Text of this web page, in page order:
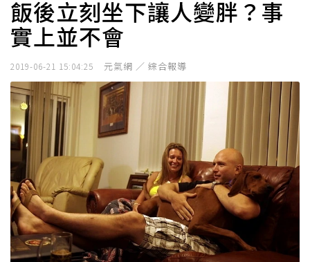
飯後立刻坐下讓人變胖？事
實上並不會
2019-06-21 15:04:25 元氣網 ／ 綜合報導